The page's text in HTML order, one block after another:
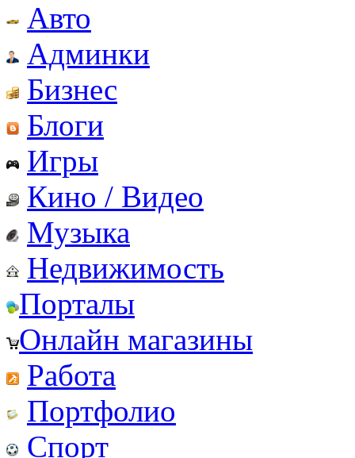
Авто
Админки
Бизнес
Блоги
Игры
Кино / Видео
Музыка
Недвижимость
Порталы
Онлайн магазины
Работа
Портфолио
Спорт